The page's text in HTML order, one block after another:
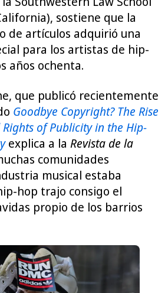
sostiene que la
de artículos adquirió una
para los artistas de hip-
años ochenta.
que publicó recientemente
Goodbye Copyright? The Rise
of Publicity in the Hip-
explica a la Revista de la
comunidades
musical estaba
hop trajo consigo el
propio de los barrios